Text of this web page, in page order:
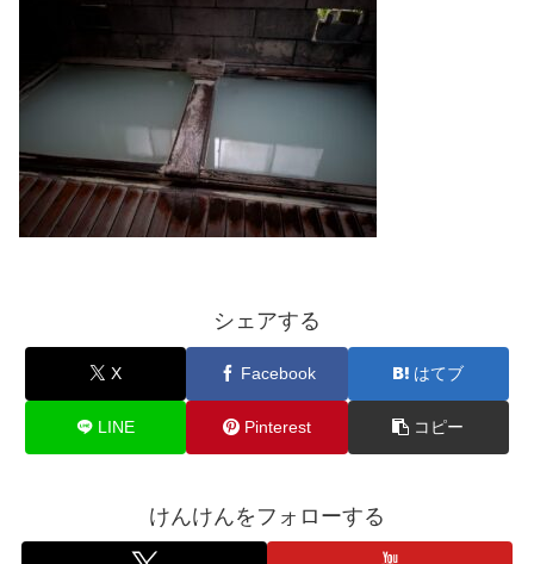
シェアする
X Facebook はてブ
LINE Pinterest コピー
けんけんをフォローする